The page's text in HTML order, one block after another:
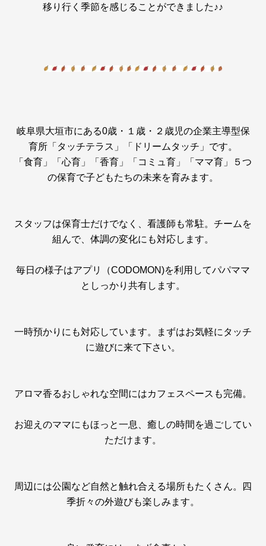
移り行く季節を感じることができました♪♪
岐阜県大垣市にある0歳・１歳・２歳児の企業主導型保
育所「タッチテラス」「ドリームタッチ」です。
「食育」「心育」「香育」「コミュ育」「ママ育」５つ
の保育で子どもたちの未来を育みます。
スタッフは保育士だけでなく、看護師も常駐。チームを
組んで、体調の変化にも対応します。
毎日の様子はアプリ（CODOMON)を利用してパパママ
としっかり共有します。
一時預かりにも対応しています。まずはお気軽にタッチ
に遊びに来て下さい。
アロマ香るおしゃれな空間にはカフェスペースも完備。
お迎えのママにもほっと一息、癒しの時間を過ごしてい
ただけます。
周辺には公園など自然と触れ合える場所もたくさん。四
季折々の外遊びも楽しみます。